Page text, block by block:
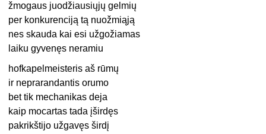
žmogaus juodžiausiųjų gelmių
per konkurenciją tą nuožmiąją
nes skauda kai esi užgožiamas
laiku gyvenęs neramiu
hofkapelmeisteris aš rūmų
ir neprarandantis orumo
bet tik mechanikas deja
kaip mocartas tada įširdęs
pakrikštijo užgavęs širdį